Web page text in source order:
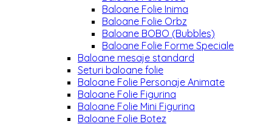
Baloane Folie Inima
Baloane Folie Orbz
Baloane BOBO (Bubbles)
Baloane Folie Forme Speciale
Baloane mesaje standard
Seturi baloane folie
Baloane Folie Personaje Animate
Baloane Folie Figurina
Baloane Folie Mini Figurina
Baloane Folie Botez